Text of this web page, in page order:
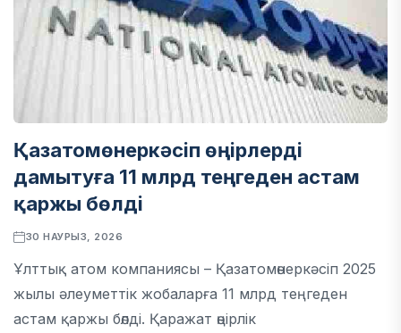
Қазатомөнеркәсіп өңірлерді
дамытуға 11 млрд теңгеден астам
қаржы бөлді
30 НАУРЫЗ, 2026
Ұлттық атом компаниясы – Қазатомөнеркәсіп 2025
жылы әлеуметтік жобаларға 11 млрд теңгеден
астам қаржы бөлді. Қаражат өңірлік